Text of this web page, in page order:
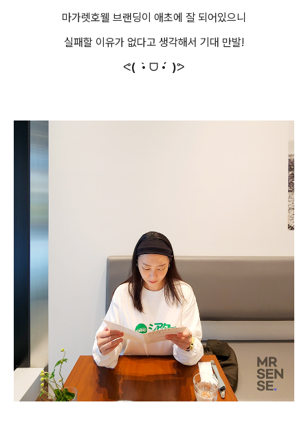
마가렛호웰 브랜딩이 애초에 잘 되어있으니
실패할 이유가 없다고 생각해서 기대 만발!
ᕙ( •̀ ᗜ •́ )ᕗ